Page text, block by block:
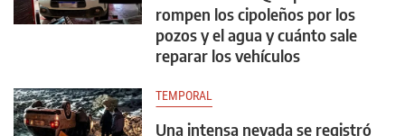
rompen los cipoleños por los
pozos y el agua y cuánto sale
reparar los vehículos
TEMPORAL
Una intensa nevada se registró